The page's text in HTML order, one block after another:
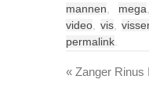
mannen
mega
video
vis
permalink
« Zanger Rinus